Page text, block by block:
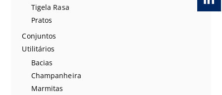
Tigela Rasa
Pratos
Conjuntos
Utilitários
Bacias
Champanheira
Marmitas